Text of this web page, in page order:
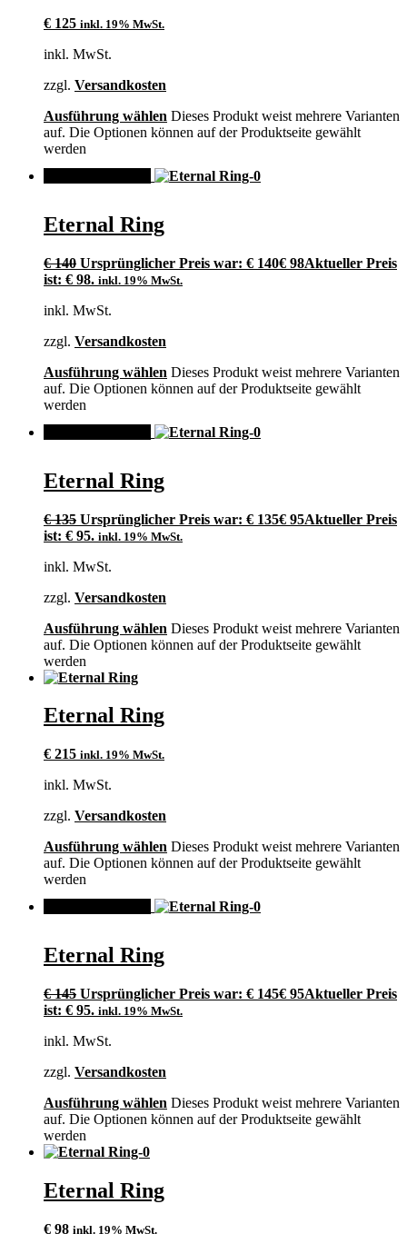
€ 125 inkl. 19% MwSt.
inkl. MwSt.
zzgl. Versandkosten
Ausführung wählen Dieses Produkt weist mehrere Varianten
auf. Die Optionen können auf der Produktseite gewählt
werden
Eternal Ring
€140 Ursprünglicher Preis war: € 140€ 98Aktueller Preis
ist: € 98. inkl. 19% MwSt.
inkl. MwSt.
zzgl. Versandkosten
Ausführung wählen Dieses Produkt weist mehrere Varianten
auf. Die Optionen können auf der Produktseite gewählt
werden
Eternal Ring
€135 Ursprünglicher Preis war: € 135€ 95Aktueller Preis
ist: € 95. inkl. 19% MwSt.
inkl. MwSt.
zzgl. Versandkosten
Ausführung wählen Dieses Produkt weist mehrere Varianten
auf. Die Optionen können auf der Produktseite gewählt
werden
Eternal Ring
€ 215 inkl. 19% MwSt.
inkl. MwSt.
zzgl. Versandkosten
Ausführung wählen Dieses Produkt weist mehrere Varianten
auf. Die Optionen können auf der Produktseite gewählt
werden
Eternal Ring
€145 Ursprünglicher Preis war: € 145€ 95Aktueller Preis
ist: € 95. inkl. 19% MwSt.
inkl. MwSt.
zzgl. Versandkosten
Ausführung wählen Dieses Produkt weist mehrere Varianten
auf. Die Optionen können auf der Produktseite gewählt
werden
Eternal Ring
€ 98 inkl. 19% MwSt.